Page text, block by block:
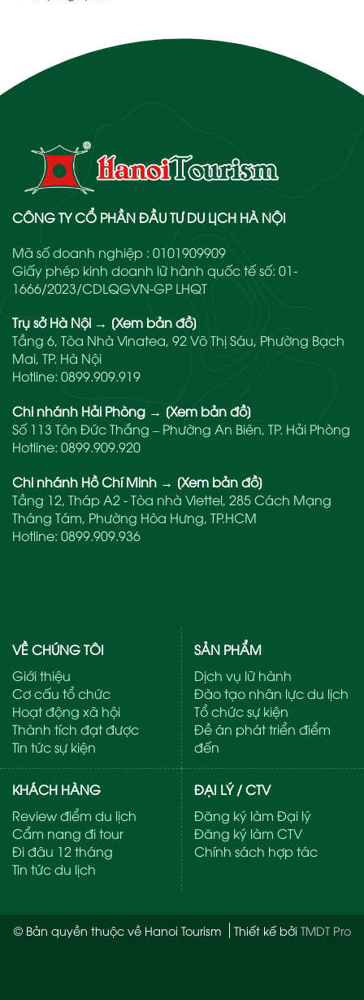
CÔNG TY CỔ PHẦN ĐẦU TƯ DU LỊCH HÀ NỘI
Mã số doanh nghiệp : 0101909909
Giấy phép kinh doanh lữ hành quốc tế số: 01-
1666/2023/CDLQGVN-GP LHQT
Trụ sở Hà Nội → [Xem bản đồ]
Tầng 6, Tòa Nhà Vinatea, 92 Võ Thị Sáu, Phường Bạch
Mai, TP. Hà Nội
Hotline: 0899.909.919
Chi nhánh Hải Phòng → [Xem bản đồ]
Số 113 Tôn Đức Thắng – Phường An Biên, TP. Hải Phòng
Hotline: 0899.909.920
Chi nhánh Hồ Chí Minh → [Xem bản đồ]
Tầng 12, Tháp A2 - Tòa nhà Viettel, 285 Cách Mạng
Tháng Tám, Phường Hòa Hưng, TP.HCM
Hotline: 0899.909.936
VỀ CHÚNG TÔI
Giới thiệu
Cơ cấu tổ chức
Hoạt động xã hội
Thành tích đạt được
Tin tức sự kiện
SẢN PHẨM
Dịch vụ lữ hành
Đào tạo nhân lực du lịch
Tổ chức sự kiện
Đề án phát triển điểm
đến
KHÁCH HÀNG
Review điểm du lịch
Cẩm nang đi tour
Đi đâu 12 tháng
Tin tức du lịch
ĐẠI LÝ / CTV
Đăng ký làm Đại lý
Đăng ký làm CTV
Chính sách hợp tác
© Bản quyền thuộc về Hanoi Tourism Thiết kế bởi TMDT Pro